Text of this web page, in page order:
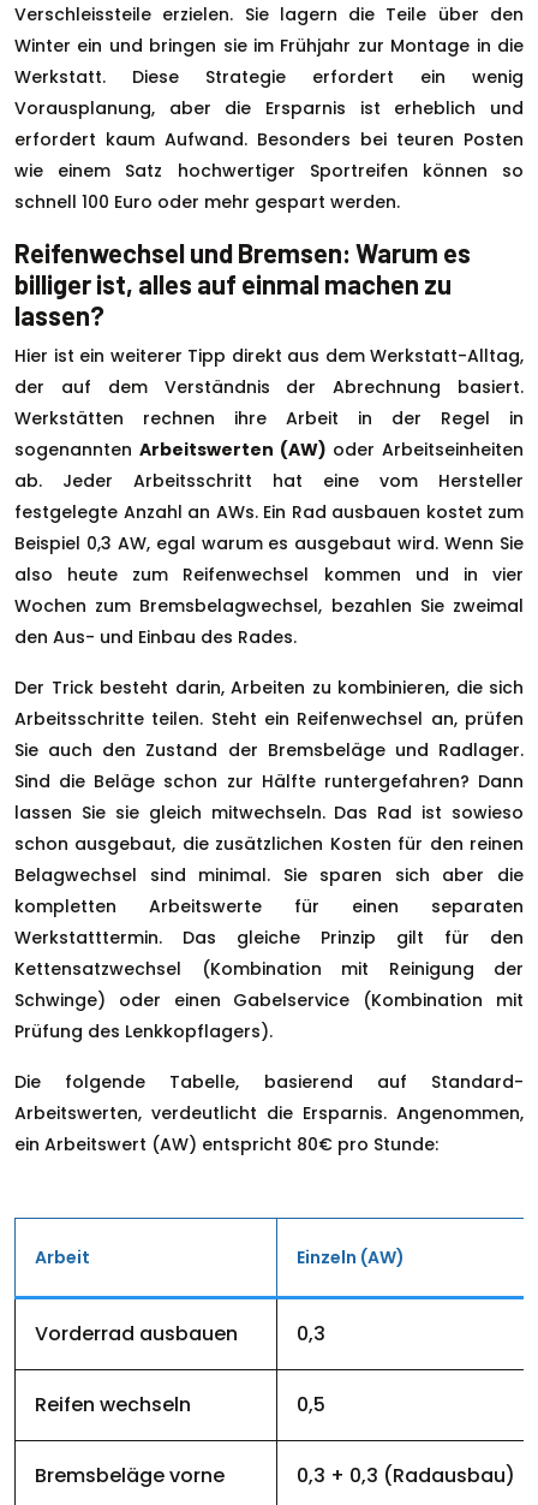
Verschleissteile erzielen. Sie lagern die Teile über den
Winter ein und bringen sie im Frühjahr zur Montage in die
Werkstatt. Diese Strategie erfordert ein wenig
Vorausplanung, aber die Ersparnis ist erheblich und
erfordert kaum Aufwand. Besonders bei teuren Posten
wie einem Satz hochwertiger Sportreifen können so
schnell 100 Euro oder mehr gespart werden.
Reifenwechsel und Bremsen: Warum es
billiger ist, alles auf einmal machen zu
lassen?
Hier ist ein weiterer Tipp direkt aus dem Werkstatt-Alltag,
der auf dem Verständnis der Abrechnung basiert.
Werkstätten rechnen ihre Arbeit in der Regel in
sogenannten Arbeitswerten (AW) oder Arbeitseinheiten
ab. Jeder Arbeitsschritt hat eine vom Hersteller
festgelegte Anzahl an AWs. Ein Rad ausbauen kostet zum
Beispiel 0,3 AW, egal warum es ausgebaut wird. Wenn Sie
also heute zum Reifenwechsel kommen und in vier
Wochen zum Bremsbelagwechsel, bezahlen Sie zweimal
den Aus- und Einbau des Rades.
Der Trick besteht darin, Arbeiten zu kombinieren, die sich
Arbeitsschritte teilen. Steht ein Reifenwechsel an, prüfen
Sie auch den Zustand der Bremsbeläge und Radlager.
Sind die Beläge schon zur Hälfte runtergefahren? Dann
lassen Sie sie gleich mitwechseln. Das Rad ist sowieso
schon ausgebaut, die zusätzlichen Kosten für den reinen
Belagwechsel sind minimal. Sie sparen sich aber die
kompletten Arbeitswerte für einen separaten
Werkstatttermin. Das gleiche Prinzip gilt für den
Kettensatzwechsel (Kombination mit Reinigung der
Schwinge) oder einen Gabelservice (Kombination mit
Prüfung des Lenkkopflagers).
Die folgende Tabelle, basierend auf Standard-
Arbeitswerten, verdeutlicht die Ersparnis. Angenommen,
ein Arbeitswert (AW) entspricht 80€ pro Stunde:
Arbeit Einzeln (AW)
Vorderrad ausbauen 0,3
Reifen wechseln 0,5
Bremsbeläge vorne 0,3 + 0,3 (Radausbau)